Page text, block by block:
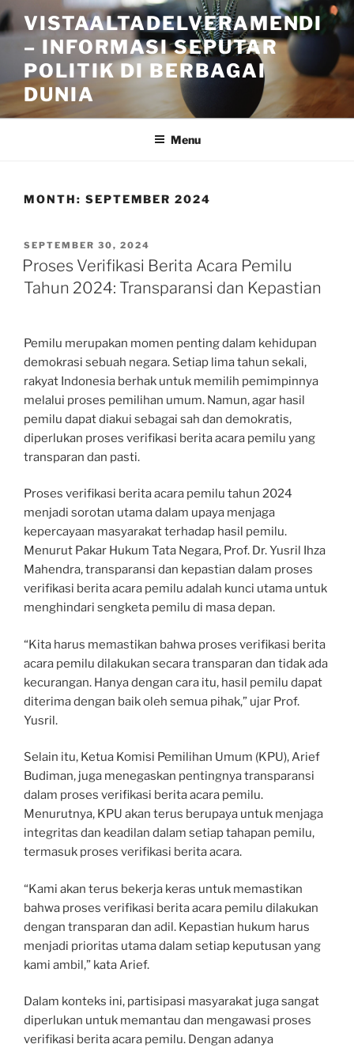
Skip
to
content
VISTAALTADELVERAMENDI
– INFORMASI SEPUTAR
POLITIK DI BERBAGAI
DUNIA
Menu
MONTH: SEPTEMBER 2024
POSTED
ON
SEPTEMBER 30, 2024
Proses Verifikasi Berita Acara Pemilu
Tahun 2024: Transparansi dan Kepastian
Pemilu merupakan momen penting dalam kehidupan
demokrasi sebuah negara. Setiap lima tahun sekali,
rakyat Indonesia berhak untuk memilih pemimpinnya
melalui proses pemilihan umum. Namun, agar hasil
pemilu dapat diakui sebagai sah dan demokratis,
diperlukan proses verifikasi berita acara pemilu yang
transparan dan pasti.
Proses verifikasi berita acara pemilu tahun 2024
menjadi sorotan utama dalam upaya menjaga
kepercayaan masyarakat terhadap hasil pemilu.
Menurut Pakar Hukum Tata Negara, Prof. Dr. Yusril Ihza
Mahendra, transparansi dan kepastian dalam proses
verifikasi berita acara pemilu adalah kunci utama untuk
menghindari sengketa pemilu di masa depan.
“Kita harus memastikan bahwa proses verifikasi berita
acara pemilu dilakukan secara transparan dan tidak ada
kecurangan. Hanya dengan cara itu, hasil pemilu dapat
diterima dengan baik oleh semua pihak,” ujar Prof.
Yusril.
Selain itu, Ketua Komisi Pemilihan Umum (KPU), Arief
Budiman, juga menegaskan pentingnya transparansi
dalam proses verifikasi berita acara pemilu.
Menurutnya, KPU akan terus berupaya untuk menjaga
integritas dan keadilan dalam setiap tahapan pemilu,
termasuk proses verifikasi berita acara.
“Kami akan terus bekerja keras untuk memastikan
bahwa proses verifikasi berita acara pemilu dilakukan
dengan transparan dan adil. Kepastian hukum harus
menjadi prioritas utama dalam setiap keputusan yang
kami ambil,” kata Arief.
Dalam konteks ini, partisipasi masyarakat juga sangat
diperlukan untuk memantau dan mengawasi proses
verifikasi berita acara pemilu. Dengan adanya